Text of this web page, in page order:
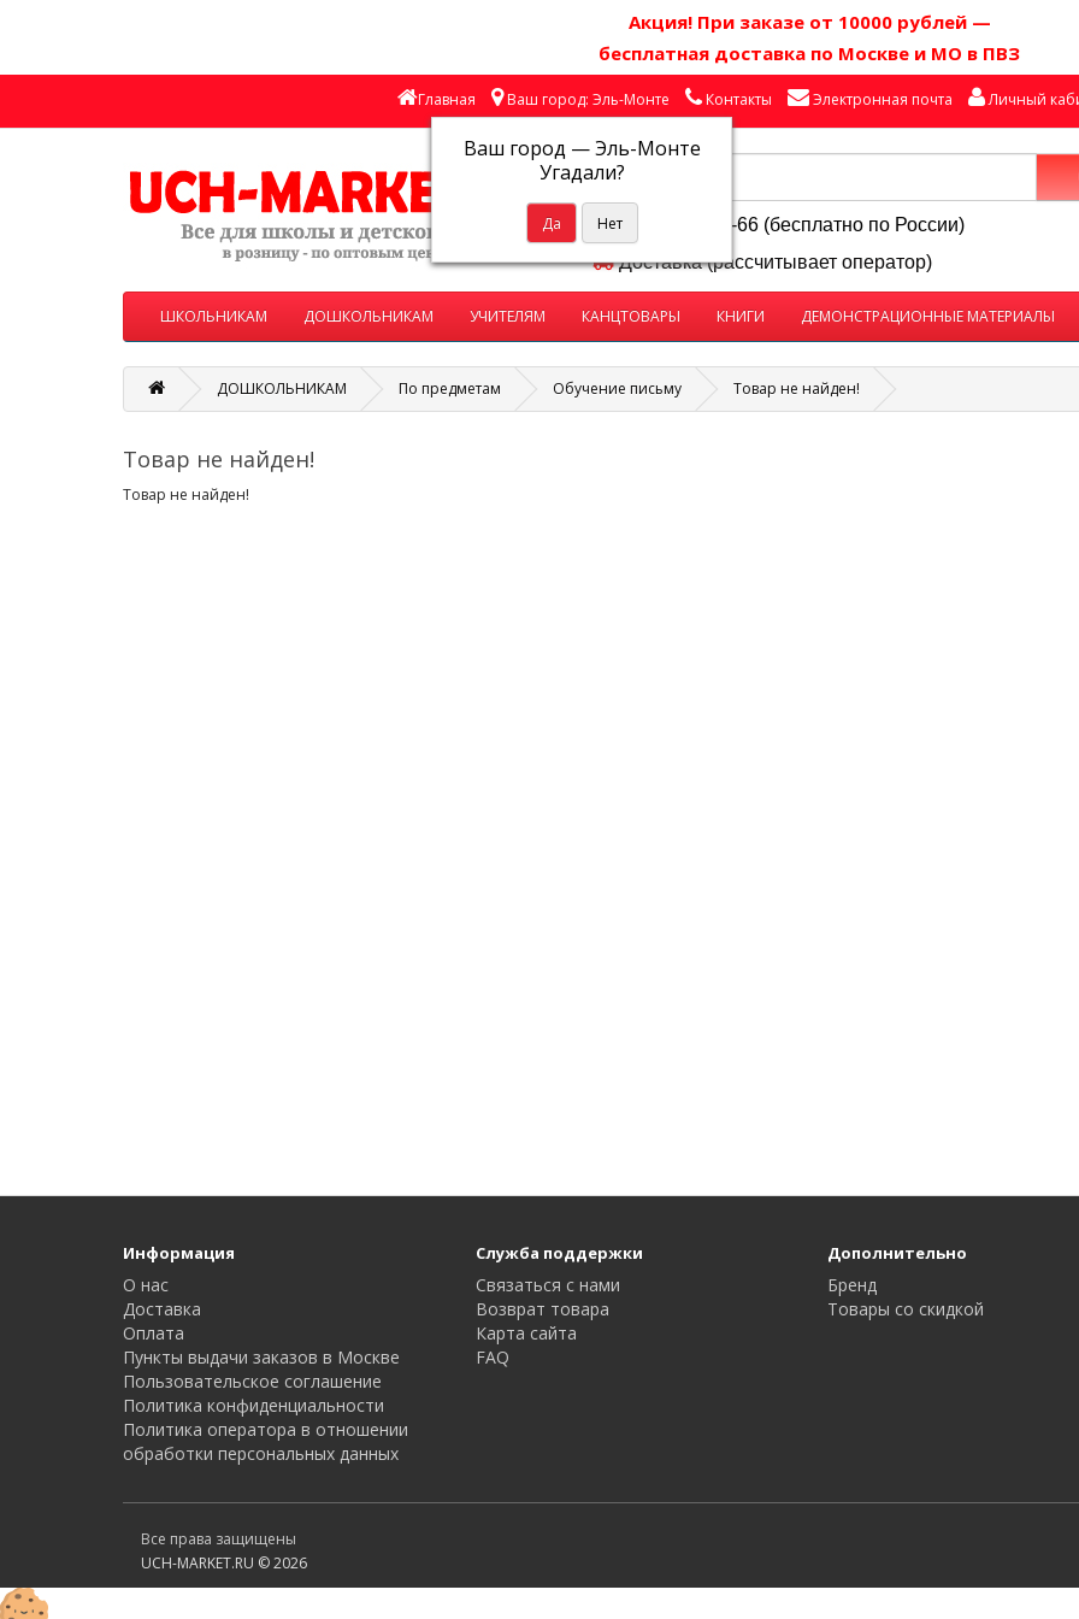
Акция! При заказе от 10000 рублей —
бесплатная доставка по Москве и МО в ПВЗ
Главная Ваш город: Эль-Монте
Ваш город —Эль-Монте
Угадали?
Контакты Электронная почта Личный
8-800-250-58-66 (бесплатно по России)
Доставка (рассчитывает оператор)
ШКОЛЬНИКАМ ДОШКОЛЬНИКАМ УЧИТЕЛЯМ КАНЦТОВАРЫ КНИГИ ДЕМОНСТРАЦИОННЫЕ МАТЕРИАЛЫ
ДОШКОЛЬНИКАМ По предметам Обучение письму Товар не найден!
Товар не найден!
Товар не найден!
Информация
О нас
Доставка
Оплата
Пункты выдачи заказов в Москве
Пользовательское соглашение
Политика конфиденциальности
Политика оператора в отношении
обработки персональных данных
Служба поддержки
Связаться с нами
Возврат товара
Карта сайта
FAQ
Дополнительно
Бренд
Товары со скидкой
Все права защищены
UCH-MARKET.RU © 2026